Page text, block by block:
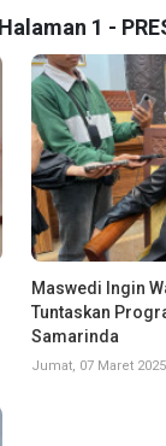
1 -
Maswedi Ingin
Tuntaskan
Samarinda
Jumat, 07 Maret 2025